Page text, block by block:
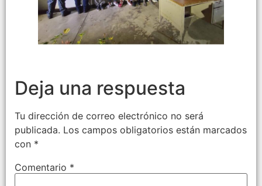
Deja una respuesta
Tu dirección de correo electrónico no será
publicada. Los campos obligatorios están marcados
con *
Comentario *